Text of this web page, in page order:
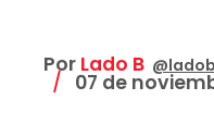
Por Lado B
07 de